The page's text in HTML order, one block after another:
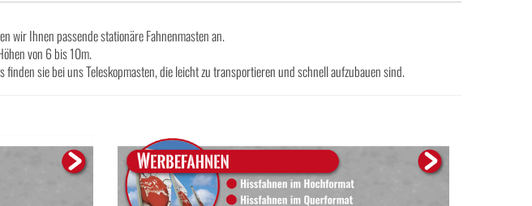
wir Ihnen passende stationäre Fahnenmasten an.
von 6 bis 10m.
sie bei uns Teleskopmasten, die leicht zu transportieren und schnell aufzubauen sind.